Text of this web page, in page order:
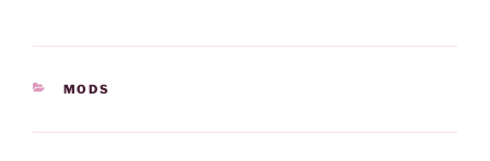
KATEGORIEN
MODS